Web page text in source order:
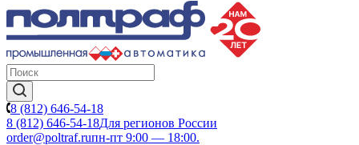
8 (812) 646-54-18
8 (812) 646-54-18Для регионов России
order@poltraf.ruпн-пт 9:00 — 18:00.